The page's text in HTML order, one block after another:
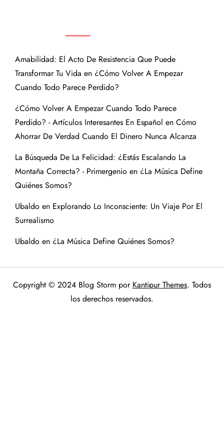
Amabilidad: El Acto De Resistencia Que Puede
Transformar Tu Vida en ¿Cómo Volver A Empezar
Cuando Todo Parece Perdido?
¿Cómo Volver A Empezar Cuando Todo Parece
Perdido? - Artículos Interesantes En Español en Cómo
Ahorrar De Verdad Cuando El Dinero Nunca Alcanza
La Búsqueda De La Felicidad: ¿Estás Escalando La
Montaña Correcta? - Primergenio en ¿La Música Define
Quiénes Somos?
Ubaldo en Explorando Lo Inconsciente: Un Viaje Por El
Surrealismo
Ubaldo en ¿La Música Define Quiénes Somos?
Copyright © 2024 Blog Storm por Kantipur Themes. Todos
los derechos reservados.